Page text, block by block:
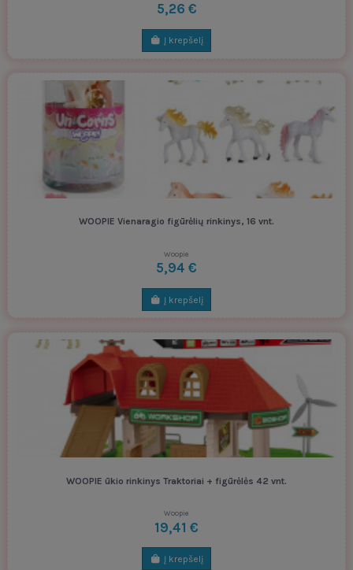
5,26 €
Į krepšelį
WOOPIE Vienaragio figūrėlių rinkinys, 16 vnt.
Woopie
5,94 €
Į krepšelį
WOOPIE ūkio rinkinys Traktoriai + figūrėlės 42 vnt.
Woopie
19,41 €
Į krepšelį